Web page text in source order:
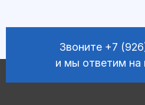
Звоните +7
и мы ответим на